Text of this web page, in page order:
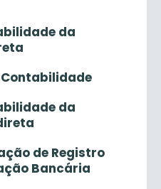
da
da
de Registro
Bancária